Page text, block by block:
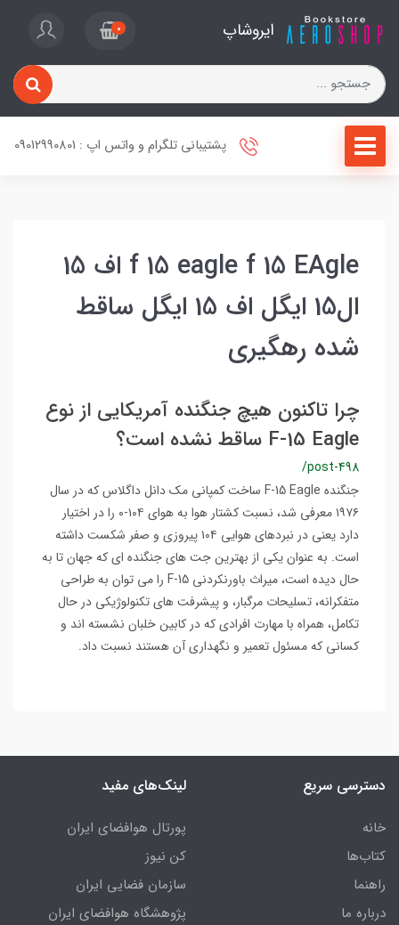
ایروشاپ 0
پشتیبانی تلگرام و واتس اپ : 09012990801
f 15 eagle f 15 EAgle اف 15
ال15 ایگل اف 15 ایگل ساقط
شده رهگیری
چرا تاکنون هیچ جنگنده آمریکایی از نوع
F-15 Eagle ساقط نشده است؟
/post-498
جنگنده F-15 Eagle ساخت کمپانی مک دانل داگلاس که در سال
۱۹۷۶ معرفی شد، نسبت کشتار هوا به هوای ۱۰۴-۰ را در اختیار
دارد یعنی در نبردهای هوایی ۱۰۴ پیروزی و صفر شکست داشته
است. به عنوان یکی از بهترین جت های جنگنده ای که جهان تا به
حال دیده است، میراث باورنکردنی F-15 را می توان به طراحی
متفکرانه، تسلیحات مرگبار، و پیشرفت های تکنولوژیکی در حال
تکامل، همراه با مهارت افرادی که در کابین خلبان نشسته اند و
کسانی که مسئول تعمیر و نگهداری آن هستند نسبت داد.
دسترسی سریع
خانه
کتاب‌ها
راهنما
درباره ما
لینک‌های مفید
پورتال هوافضای ایران
کن نیوز
سازمان فضایی ایران
پژوهشگاه هوافضای ایران